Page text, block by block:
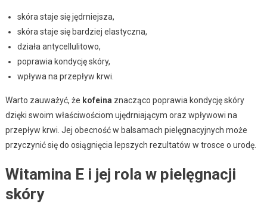
skóra staje się jędrniejsza,
skóra staje się bardziej elastyczna,
działa antycellulitowo,
poprawia kondycję skóry,
wpływa na przepływ krwi.
Warto zauważyć, że kofeina znacząco poprawia kondycję skóry
dzięki swoim właściwościom ujędrniającym oraz wpływowi na
przepływ krwi. Jej obecność w balsamach pielęgnacyjnych może
przyczynić się do osiągnięcia lepszych rezultatów w trosce o urodę.
Witamina E i jej rola w pielęgnacji
skóry